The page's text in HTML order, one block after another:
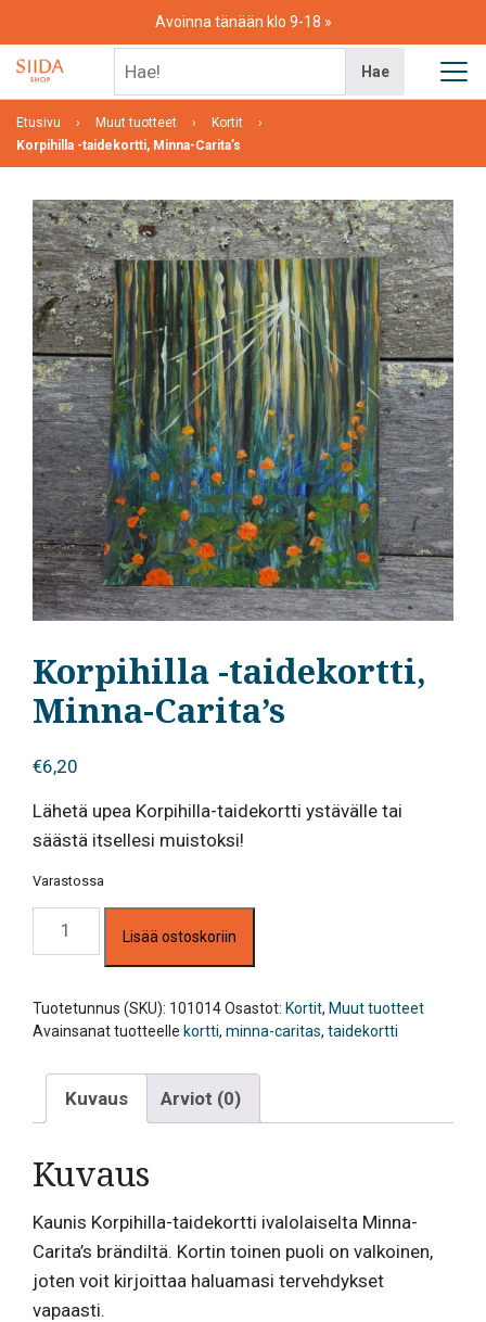
content
Avoinna tänään klo 9-18
Hae
Etusivu Muut tuotteet
Kortit
Korpihilla -taidekortti, Minna-Carita’s
Korpihilla -taidekortti,
Minna-Carita’s
€6,20
Lähetä upea Korpihilla-taidekortti ystävälle tai
säästä itsellesi muistoksi!
Varastossa
taidekortti,
Carita's
määrä
Lisää ostoskoriin
Tuotetunnus (SKU): 101014Osastot: Kortit, Muut tuotteet
Avainsanat tuotteelle kortti, minna-caritas, taidekortti
Kuvaus Arviot (0)
Kuvaus
Kaunis Korpihilla-taidekortti ivalolaiselta Minna-
Carita’s brändiltä. Kortin toinen puoli on valkoinen,
joten voit kirjoittaa haluamasi tervehdykset
vapaasti.